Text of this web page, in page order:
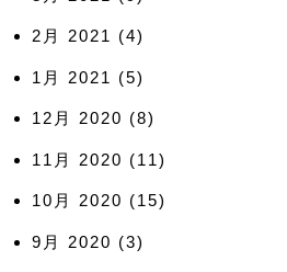
2月 2021 (4)
1月 2021 (5)
12月 2020 (8)
11月 2020 (11)
10月 2020 (15)
9月 2020 (3)